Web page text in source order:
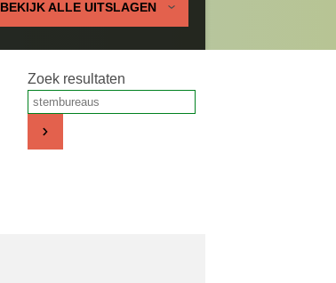
BEKIJK ALLE UITSLAGEN
Zoek resultaten